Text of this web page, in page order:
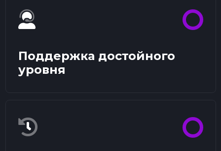
Поддержка достойного
уровня